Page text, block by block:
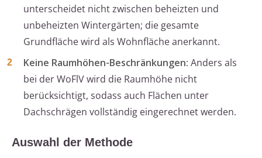
unterscheidet nicht zwischen beheizten und
unbeheizten Wintergärten; die gesamte
Grundfläche wird als Wohnfläche anerkannt.
Keine Raumhöhen-Beschränkungen: Anders als
bei der WoFlV wird die Raumhöhe nicht
berücksichtigt, sodass auch Flächen unter
Dachschrägen vollständig eingerechnet werden.
Auswahl der Methode